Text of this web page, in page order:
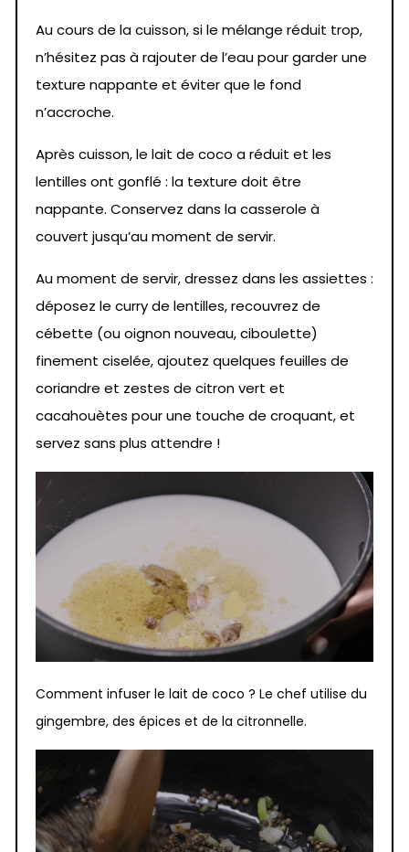
Au cours de la cuisson, si le mélange réduit trop,
n’hésitez pas à rajouter de l’eau pour garder une
texture nappante et éviter que le fond
n’accroche.
Après cuisson, le lait de coco a réduit et les
lentilles ont gonflé : la texture doit être
nappante. Conservez dans la casserole à
couvert jusqu’au moment de servir.
Au moment de servir, dressez dans les assiettes :
déposez le curry de lentilles, recouvrez de
cébette (ou oignon nouveau, ciboulette)
finement ciselée, ajoutez quelques feuilles de
coriandre et zestes de citron vert et
cacahouètes pour une touche de croquant, et
servez sans plus attendre !
Comment infuser le lait de coco ? Le chef utilise du
gingembre, des épices et de la citronnelle.